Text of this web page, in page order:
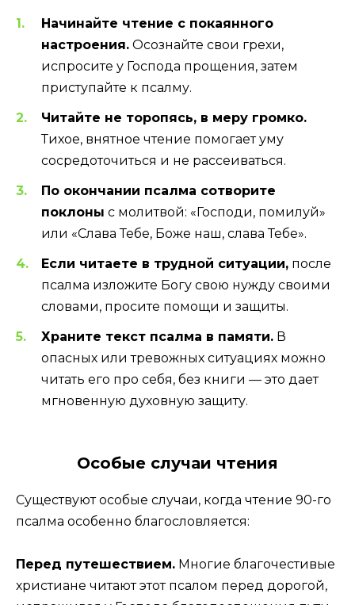
Начинайте чтение с покаянного
настроения. Осознайте свои грехи,
испросите у Господа прощения, затем
приступайте к псалму.
Читайте не торопясь, в меру громко.
Тихое, внятное чтение помогает уму
сосредоточиться и не рассеиваться.
По окончании псалма сотворите
поклоны с молитвой: «Господи, помилуй»
или «Слава Тебе, Боже наш, слава Тебе».
Если читаете в трудной ситуации, после
псалма изложите Богу свою нужду своими
словами, просите помощи и защиты.
Храните текст псалма в памяти. В
опасных или тревожных ситуациях можно
читать его про себя, без книги — это дает
мгновенную духовную защиту.
Особые случаи чтения
Существуют особые случаи, когда чтение 90-го
псалма особенно благословляется:
Перед путешествием. Многие благочестивые
христиане читают этот псалом перед дорогой,